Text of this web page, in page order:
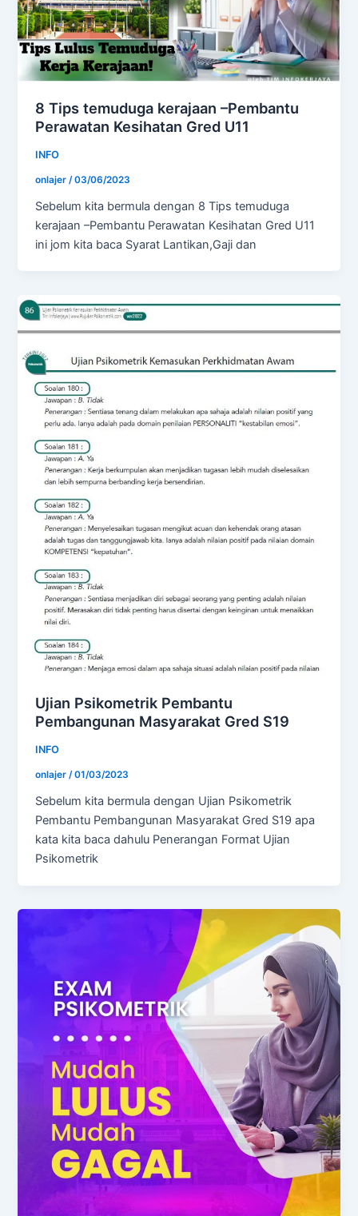
8 Tips temuduga kerajaan –Pembantu
Perawatan Kesihatan Gred U11
INFO
onlajer /03/06/2023
Sebelum kita bermula dengan 8 Tips temuduga
kerajaan –Pembantu Perawatan Kesihatan Gred U11
ini jom kita baca Syarat Lantikan,Gaji dan
Ujian Psikometrik Pembantu
Pembangunan Masyarakat Gred S19
INFO
onlajer/01/03/2023
Sebelum kita bermula dengan Ujian Psikometrik
Pembantu Pembangunan Masyarakat Gred S19 apa
kata kita baca dahulu Penerangan Format Ujian
Psikometrik